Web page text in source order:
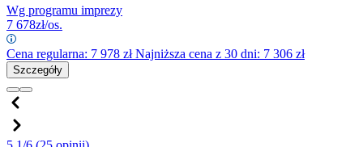
Wg programu imprezy
7 678zł/os.
Cena regularna: 7 978 złNajniższa cena z 30 dni: 7 306 zł
Szczegóły